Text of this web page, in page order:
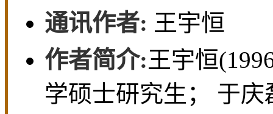
通讯作者: 王宇恒
作者简介:王宇恒
学硕士研究生； 于